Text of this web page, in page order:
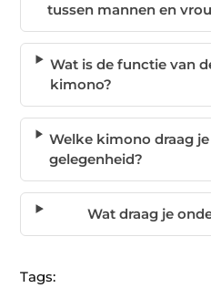
tussen mannen en
Wat is de functie van
kimono?
Welke kimono draag
gelegenheid?
Wat draag je
Tags: